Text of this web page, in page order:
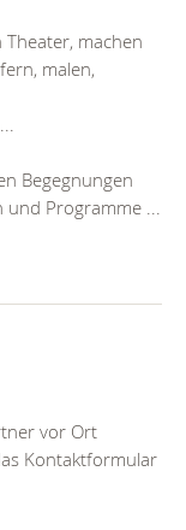
Theater, machen
malen,
Begegnungen
und Programme ...
vor Ort
Kontaktformular